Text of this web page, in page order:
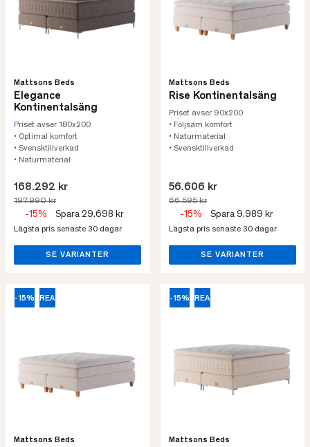
Mattsons Beds
Elegance
Kontinentalsäng
Priset avser 180x200
• Optimal komfort
• Svensktillverkad
• Naturmaterial
168.292 kr
197.990 kr
-15% Spara 29.698 kr
Lägsta pris senaste 30 dagar
SE VARIANTER
Mattsons Beds
Rise Kontinentalsäng
Priset avser 90x200
• Följsam komfort
• Naturmaterial
• Svensktillverkad
56.606 kr
66.595 kr
-15% Spara 9.989 kr
Lägsta pris senaste 30 dagar
SE VARIANTER
-15% REA
Mattsons Beds
-15% REA
Mattsons Beds